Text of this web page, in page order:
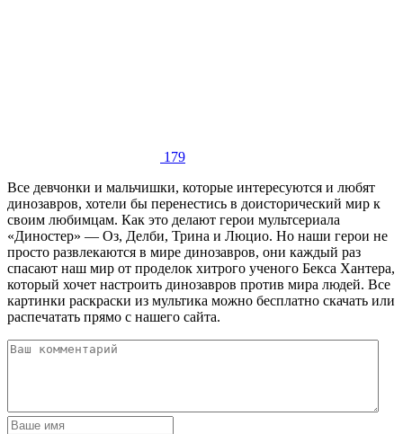
179
Все девчонки и мальчишки, которые интересуются и любят
динозавров, хотели бы перенестись в доисторический мир к
своим любимцам. Как это делают герои мультсериала
«Диностер» — Оз, Делби, Трина и Люцио. Но наши герои не
просто развлекаются в мире динозавров, они каждый раз
спасают наш мир от проделок хитрого ученого Бекса Хантера,
который хочет настроить динозавров против мира людей. Все
картинки раскраски из мультика можно бесплатно скачать или
распечатать прямо с нашего сайта.